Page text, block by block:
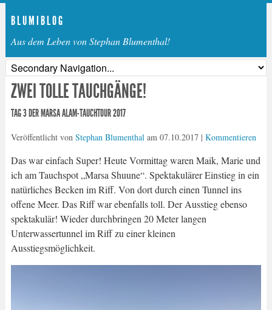
B L U M I B L O G
Aus dem Leben von Stephan Blumenthal!
ZWEI TOLLE TAUCHGÄNGE!
TAG 3 DER MARSA ALAM-TAUCHTOUR 2017
Veröffentlicht von Stephan Blumenthalam 07.10.2017| Kommentieren
Das war einfach Super! Heute Vormittag waren Maik, Marie und
ich am Tauchspot „Marsa Shuune“. Spektakulärer Einstieg in ein
natürliches Becken im Riff. Von dort durch einen Tunnel ins
offene Meer. Das Riff war ebenfalls toll. Der Ausstieg ebenso
spektakulär! Wieder durchbringen 20 Meter langen
Unterwassertunnel im Riff zu einer kleinen
Ausstiegsmöglichkeit.